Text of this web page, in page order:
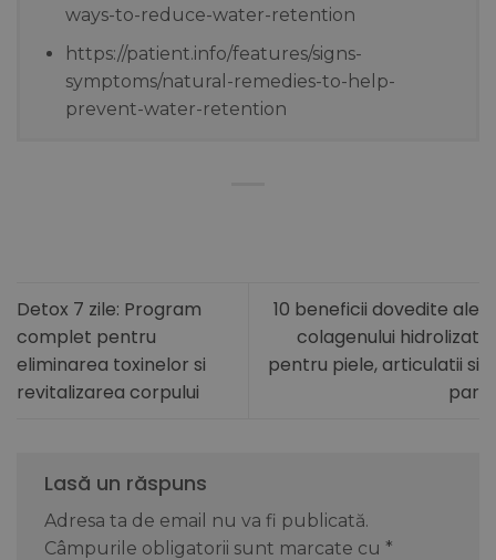
ways-to-reduce-water-retention
https://patient.info/features/signs-
symptoms/natural-remedies-to-help-
prevent-water-retention
Detox 7 zile: Program
complet pentru
eliminarea toxinelor si
revitalizarea corpului
10 beneficii dovedite ale
colagenului hidrolizat
pentru piele, articulatii si
par
Lasă un răspuns
Adresa ta de email nu va fi publicată.
Câmpurile obligatorii sunt marcate cu *